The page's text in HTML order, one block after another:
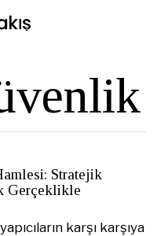
Stratejik
Gerçeklikle
karşı karşıya